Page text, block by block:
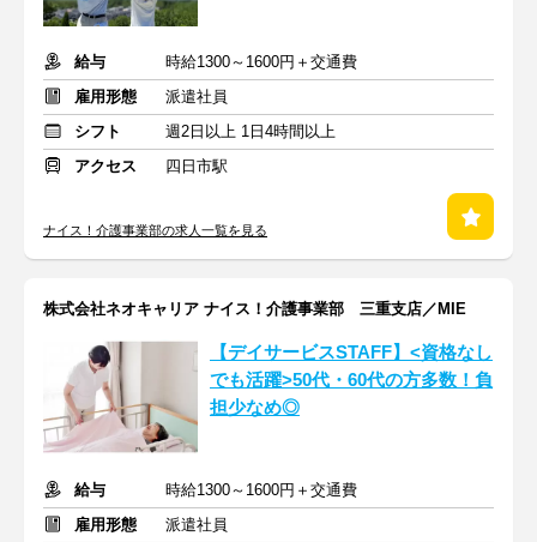
給与
時給1300～1600円＋交通費
雇用形態
派遣社員
シフト
週2日以上 1日4時間以上
アクセス
四日市駅
ナイス！介護事業部の求人一覧を見る
株式会社ネオキャリア ナイス！介護事業部 三重支店／MIE
【デイサービスSTAFF】<資格なし
でも活躍>50代・60代の方多数！負
担少なめ◎
給与
時給1300～1600円＋交通費
雇用形態
派遣社員